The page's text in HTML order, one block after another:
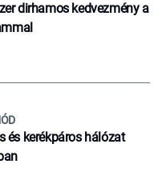
dirhamos kedvezmény a
és kerékpáros hálózat